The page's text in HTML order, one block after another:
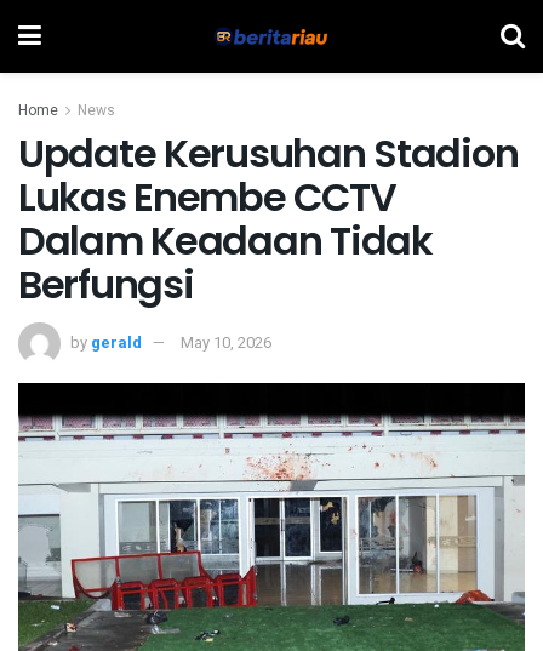
Home News
Update Kerusuhan Stadion
Lukas Enembe CCTV
Dalam Keadaan Tidak
Berfungsi
by gerald May 10, 2026